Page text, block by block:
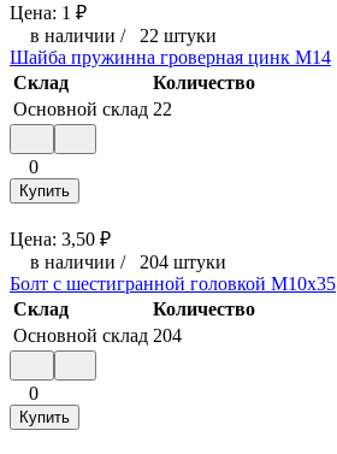
Цена: 1 ₽
в наличии / 22 штуки
Шайба пружинна гроверная цинк М14
Склад
Количество
Основной склад 22
0
Купить
Цена: 3,50 ₽
в наличии / 204 штуки
Болт с шестигранной головкой М10x35
Склад
Количество
Основной склад 204
0
Купить